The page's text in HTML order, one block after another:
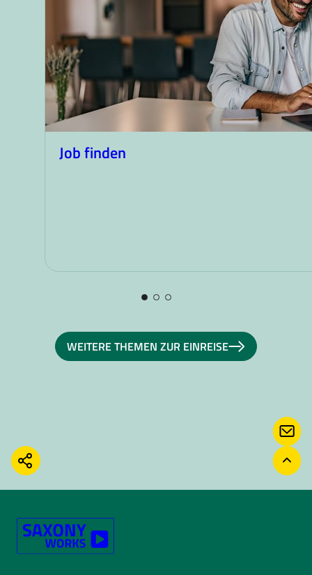
Job finden
WEITERE THEMEN ZUR EINREISE
TEILEN